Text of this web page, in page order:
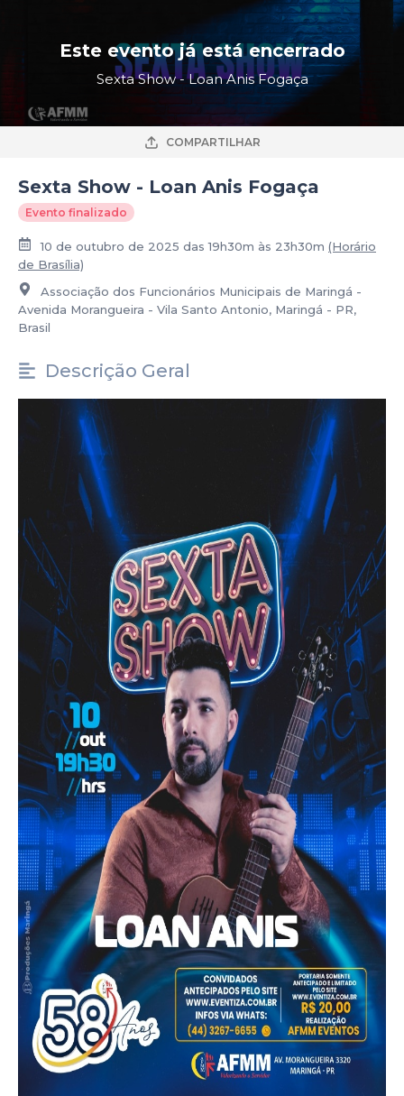
Este evento já está encerrado
Sexta Show - Loan Anis Fogaça
COMPARTILHAR
Sexta Show - Loan Anis Fogaça
Evento finalizado
10 de outubro de 2025 das 19h30m às 23h30m (Horário
de Brasília)
Associação dos Funcionários Municipais de Maringá -
Avenida Morangueira - Vila Santo Antonio, Maringá - PR,
Brasil
Descrição Geral